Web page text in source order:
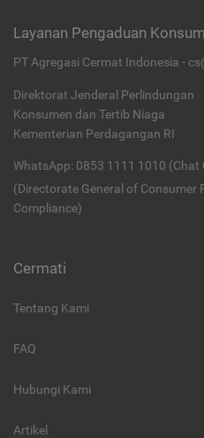
Layanan Pengaduan
PT Agregasi Cermat Indonesia -
Direktorat Jenderal Perlindungan
Konsumen dan Tertib Niaga
Kementerian Perdagangan RI
WhatsApp: 0853 1111 1010 (Chat
(Directorate General of Consumer
Compliance)
Cermati
Tentang Kami
FAQ
Hubungi Kami
Artikel